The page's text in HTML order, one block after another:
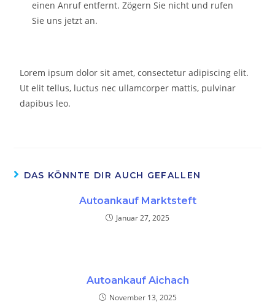
einen Anruf entfernt. Zögern Sie nicht und rufen
Sie uns jetzt an.
Lorem ipsum dolor sit amet, consectetur adipiscing elit.
Ut elit tellus, luctus nec ullamcorper mattis, pulvinar
dapibus leo.
DAS KÖNNTE DIR AUCH GEFALLEN
Autoankauf Marktsteft
Januar 27, 2025
Autoankauf Aichach
November 13, 2025